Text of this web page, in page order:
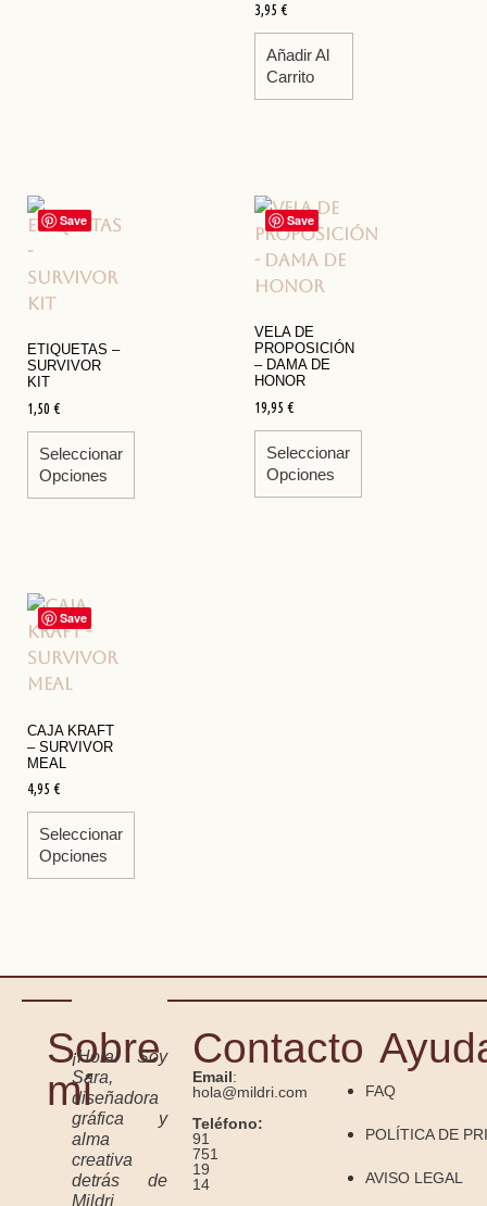
3,95 €
Añadir Al
Carrito
Save
ETIQUETAS –
SURVIVOR
KIT
1,50 €
Seleccionar
Opciones
Save
VELA DE
PROPOSICIÓN
– DAMA DE
HONOR
19,95 €
Seleccionar
Opciones
Save
CAJA KRAFT
– SURVIVOR
MEAL
4,95 €
Seleccionar
Opciones
Sobre
mí
¡Hola! Soy
Sara,
diseñadora
gráfica y
alma
creativa
detrás de
Mildri
Contacto
Email:
hola@mildri.com
Teléfono:
91
751
19
14
FAQ
POLÍTICA DE
AVISO LEGAL